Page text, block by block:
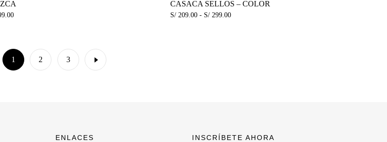
CASACA SELLOS – COLOR
S/ 209.00 - S/ 299.00
1 2 3
ENLACES INSCRÍBETE AHORA